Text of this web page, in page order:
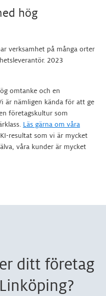
hög
verksamhet på många orter
2023
omtanke och en
är nämligen kända för att ge
företagskultur som
Läs gärna om våra
resultat som vi är mycket
våra kunder är mycket
ditt företag